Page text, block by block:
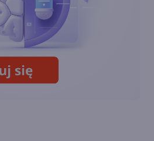
Recall - flagowa funkcja AI w
Windows 11 w końcu wydana